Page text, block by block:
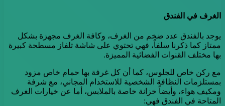
الغرف في الفندق
يوجد بالفندق عدد ضخم من الغرف، وكافة الغرف مجهزة بشكل
ممتاز كما ذكرنا سلفاٌ، فهي تحتوي على شاشة تلفاز مسطحة كبيرة
بها مختلف القنوات الفضائية المميزة.
مع ركن خاص للجلوس، كما أن كل غرفة بها حمام خاص مزود
بمستلزمات النظافة الشخصية للاستخدام المجاني، مع شرفة
ومكيف هواء، وأيضاً خزانة خاصة بالملابس، أما عن خيارات الغرف
المتاحة في الفندق فهي: